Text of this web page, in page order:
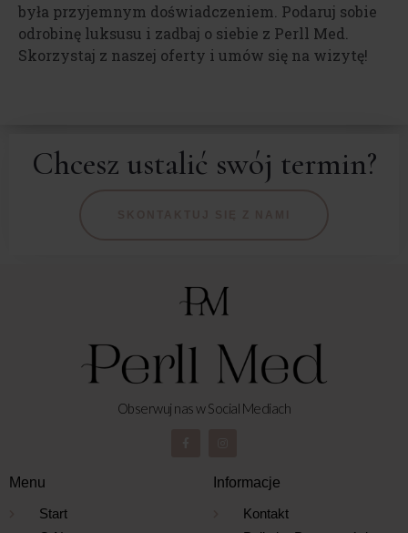
była przyjemnym doświadczeniem. Podaruj sobie
odrobinę luksusu i zadbaj o siebie z Perll Med.
Skorzystaj z naszej oferty i umów się na wizytę!
Chcesz ustalić swój termin?
Obserwuj nas w Social Mediach
Menu
Start
Informacje
Kontakt